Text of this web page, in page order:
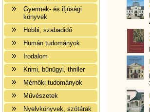
Gyermek- és ifjúsági
könyvek
Hobbi, szabadidő
Humán tudományok
Irodalom
Krimi, bűnügyi, thriller
Mérnöki tudományok
Művészetek
Nyelvkönyvek, szótárak